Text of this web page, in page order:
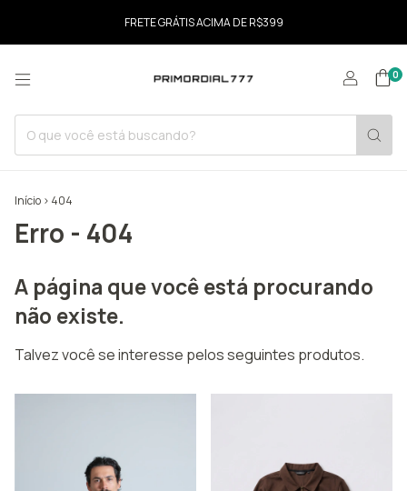
FRETE GRÁTIS ACIMA DE R$399
0
Início > 404
Erro - 404
A página que você está procurando
não existe.
Talvez você se interesse pelos seguintes produtos.